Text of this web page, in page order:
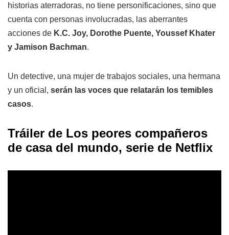
historias aterradoras, no tiene personificaciones, sino que
cuenta con personas involucradas, las aberrantes
acciones de K.C. Joy, Dorothe Puente, Youssef Khater
y Jamison Bachman.
Un detective, una mujer de trabajos sociales, una hermana
y un oficial, serán las voces que relatarán los temibles
casos.
Tráiler de Los peores compañeros
de casa del mundo, serie de Netflix